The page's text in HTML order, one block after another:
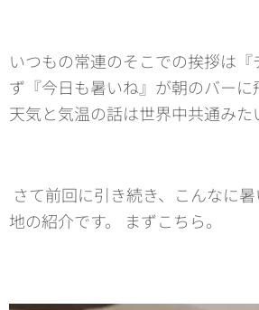
いつもの常連のそこでの挨拶は
ず『今日も暑いね』が朝のバーに
天気と気温の話は世界中共通みた
さて前回に引き続き、こんなに
地の紹介です。 まずこちら。